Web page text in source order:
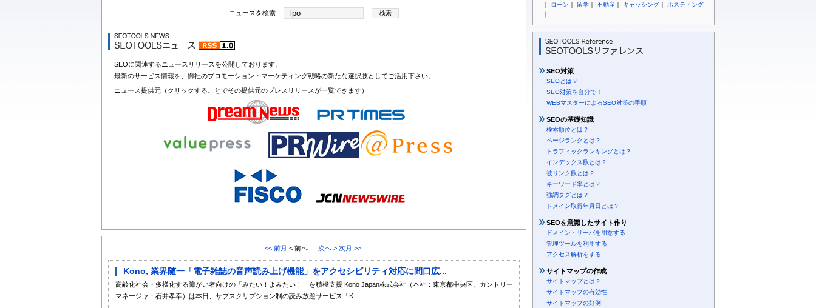
ニュースを検索
SEOに関連するニュースリリースを公開しております。
最新のサービス情報を、御社のプロモーション・マーケティング戦略の新たな選択肢としてご活用下さい。
ニュース提供元（クリックすることでその提供元のプレスリリースが一覧できます）
<< 前月 < 前へ ｜ 次へ > 次月 >>
Kono, 業界随一「電子雑誌の音声読み上げ機能」をアクセシビリティ対応に間口広...
高齢化社会・多様化する障がい者向けの「みたい！よみたい！」を積極支援 Kono Japan株式会社（本社：東京都中央区、カントリー
マネージャ：石井孝幸）は本日、サブスクリプション制の読み放題サービス「K...
｜ ローン ｜ 留学 ｜ 不動産 ｜ キャッシング ｜ ホスティング
｜
SEO対策
SEOとは？
SEO対策を自分で！
WEBマスターによるSEO対策の手順
SEOの基礎知識
検索順位とは？
ページランクとは？
トラフィックランキングとは？
インデックス数とは？
被リンク数とは？
キーワード率とは？
強調タグとは？
ドメイン取得年月日とは？
SEOを意識したサイト作り
ドメイン・サーバを用意する
管理ツールを利用する
アクセス解析をする
サイトマップの作成
サイトマップとは？
サイトマップの有効性
サイトマップの好例